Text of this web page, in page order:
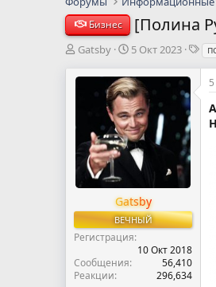
Бизнес [Полина
А
т
м
Gatsby
Д
т
а
н
а
ч
а
л
5 Окт 2023
Т
Gatsby
ВЕЧНЫЙ
Регистрация
10 Окт 2018
Сообщения
56,410
Реакции
296,634